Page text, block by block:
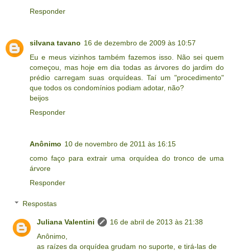
Responder
silvana tavano 16 de dezembro de 2009 às 10:57
Eu e meus vizinhos também fazemos isso. Não sei quem
começou, mas hoje em dia todas as árvores do jardim do
prédio carregam suas orquídeas. Taí um "procedimento"
que todos os condomínios podiam adotar, não?
beijos
Responder
Anônimo 10 de novembro de 2011 às 16:15
como faço para extrair uma orquídea do tronco de uma
árvore
Responder
Respostas
Juliana Valentini
16 de abril de 2013 às 21:38
Anônimo,
as raízes da orquídea grudam no suporte, e tirá-las de